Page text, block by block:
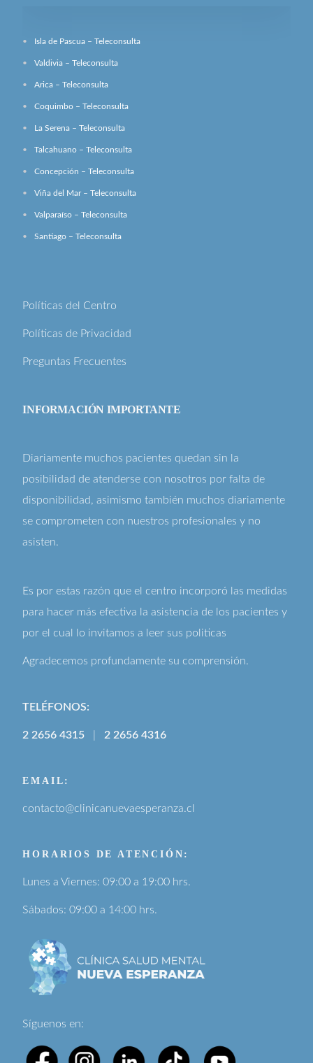
Isla de Pascua – Teleconsulta
Valdivia – Teleconsulta
Arica – Teleconsulta
Coquimbo – Teleconsulta
La Serena – Teleconsulta
Talcahuano – Teleconsulta
Concepción – Teleconsulta
Viña del Mar – Teleconsulta
Valparaíso – Teleconsulta
Santiago – Teleconsulta
Políticas del Centro
Políticas de Privacidad
Preguntas Frecuentes
INFORMACIÓN IMPORTANTE
Diariamente muchos pacientes quedan sin la
posibilidad de atenderse con nosotros por falta de
disponibilidad, asimismo también muchos diariamente
se comprometen con nuestros profesionales y no
asisten.
Es por estas razón que el centro incorporó las medidas
para hacer más efectiva la asistencia de los pacientes y
por el cual lo invitamos a leer sus politicas
Agradecemos profundamente su comprensión.
TELÉFONOS:
2 2656 4315 2 2656 4316
EMAIL:
contacto@clinicanuevaesperanza.cl
HORARIOS DE ATENCIÓN:
Lunes a Viernes: 09:00 a 19:00 hrs.
Sábados: 09:00 a 14:00 hrs.
Síguenos en: